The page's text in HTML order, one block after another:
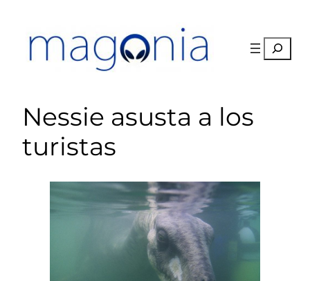
contenido
Buscar
Nessie asusta a los
turistas